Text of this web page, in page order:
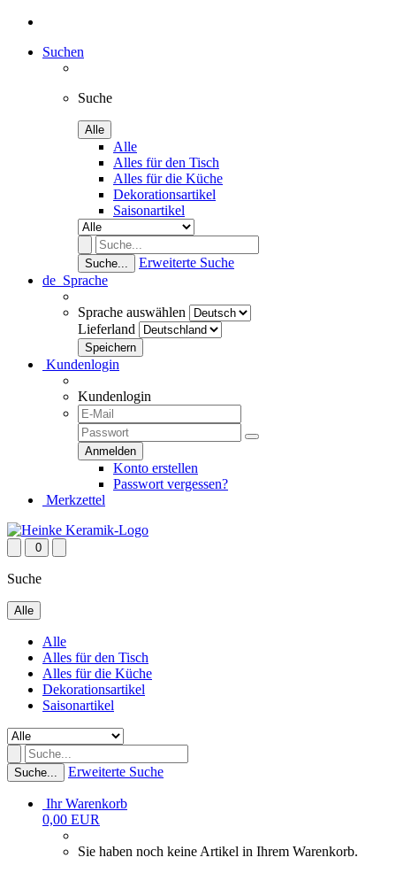
Suchen
Suche
Alle
Alle
Alles für den Tisch
Alles für die Küche
Dekorationsartikel
Saisonartikel
Suche...
Erweiterte Suche
de Sprache
Sprache auswählen
Lieferland
Kundenlogin
Kundenlogin
Konto erstellen
Passwort vergessen?
Merkzettel
0
Suche
Alle
Alle
Alles für den Tisch
Alles für die Küche
Dekorationsartikel
Saisonartikel
Suche... Erweiterte Suche
Ihr Warenkorb
0,00 EUR
Sie haben noch keine Artikel in Ihrem Warenkorb.